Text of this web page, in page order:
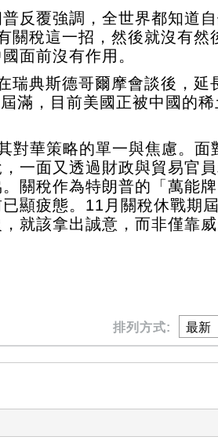
反覆強調，全世界都知道
關稅這一招，然後就沒有然
面前沒有作用。
瑞典斯德哥爾摩會談後，延
滿，目前美國正被中國的稀
對華策略的單一與焦慮。面
一面又透過財政與貿易官員
關稅作為特朗普的「萬能牌
顯疲態。11月關稅休戰期
就該拿出誠意，而非僅靠
排列方式: